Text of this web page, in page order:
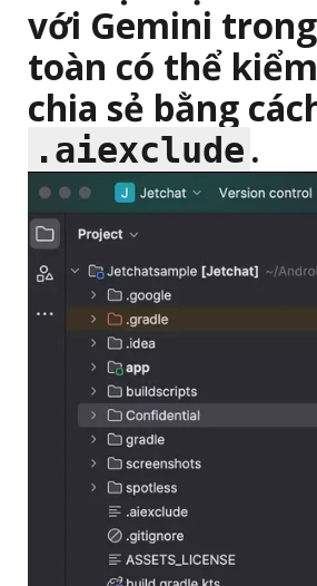
với Gemini
toàn có thể
chia sẻ bằng
.aiexclude .